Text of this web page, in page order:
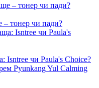
тонер чи пади?
Isntree чи Paula's Choice?